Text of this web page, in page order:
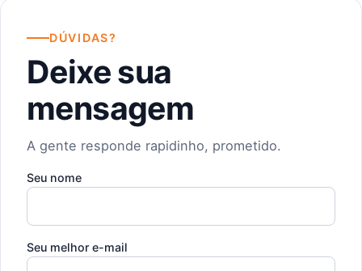
DÚVIDAS?
Deixe sua
mensagem
A gente responde rapidinho, prometido.
Seu nome
Seu melhor e-mail